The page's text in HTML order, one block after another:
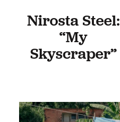
Nirosta Steel:
“My
Skyscraper”